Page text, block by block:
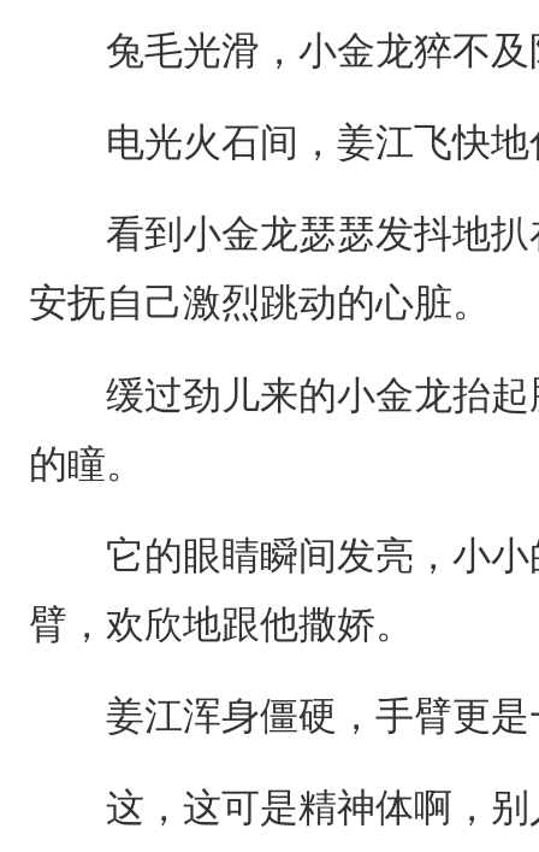
兔毛光滑，小金龙猝不及
电光火石间，姜江飞快地
看到小金龙瑟瑟发抖地扒
安抚自己激烈跳动的心脏。
缓过劲儿来的小金龙抬起
的瞳。
它的眼睛瞬间发亮，小小
臂，欢欣地跟他撒娇。
姜江浑身僵硬，手臂更是
这，这可是精神体啊，别